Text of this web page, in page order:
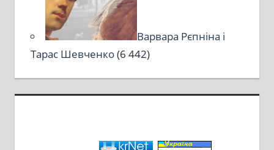
Варвара Рєпніна і
Тарас Шевченко(6 442)